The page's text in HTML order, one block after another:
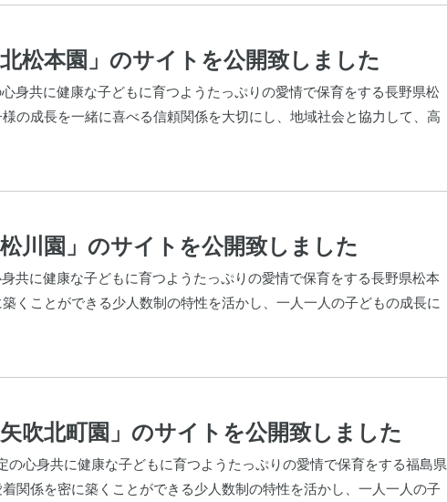
松本園」のサイトを公開致しました
身共に健康な子どもに育つようたっぷりの愛情で保育をする長野県松
の成長を一緒に喜べる信頼関係を大切にし、地域社会と協力して、高
川園」のサイトを公開致しました
共に健康な子どもに育つようたっぷりの愛情で保育をする長野県松本
くことができる少人数制の特性を活かし、一人一人の子どもの成長に
吹北町園」のサイトを公開致しました
の心身共に健康な子どもに育つようたっぷりの愛情で保育をする福島県
関係を密に築くことができる少人数制の特性を活かし、一人一人の子